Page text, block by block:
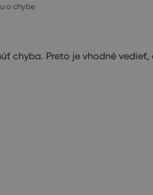
o chybe
chyba. Preto je vhodné